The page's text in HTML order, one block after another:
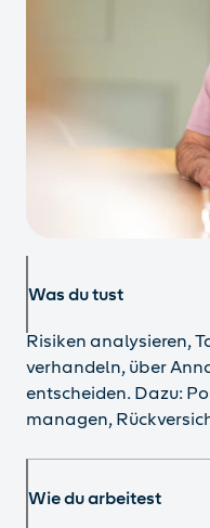
Was du tust
Risiken analysieren,
verhandeln, über
entscheiden. Dazu:
managen,
Wie du arbeitest